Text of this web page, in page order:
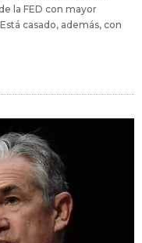
la FED con mayor
casado, además, con